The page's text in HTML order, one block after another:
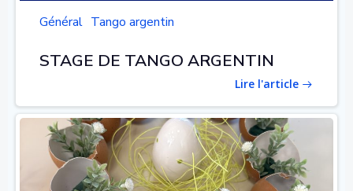
Général Tango argentin
STAGE DE TANGO ARGENTIN
Lire l'article